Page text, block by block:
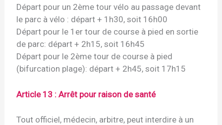
Départ pour un 2ème tour vélo au passage devant
le parc à vélo : départ + 1h30, soit 16h00
Départ pour le 1er tour de course à pied en sortie
de parc: départ + 2h15, soit 16h45
Départ pour le 2ème tour de course à pied
(bifurcation plage): départ + 2h45, soit 17h15
Article 13 : Arrêt pour raison de santé
Tout officiel, médecin, arbitre, peut interdire à un